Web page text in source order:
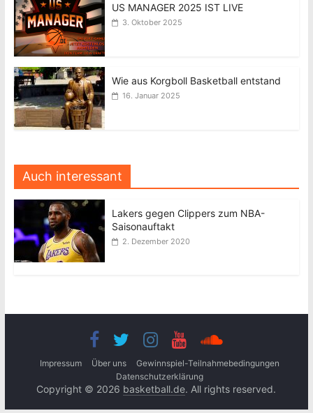
US MANAGER 2025 IST LIVE
3. Oktober 2025
Wie aus Korgboll Basketball entstand
16. Januar 2025
Auch interessant
Lakers gegen Clippers zum NBA-
Saisonauftakt
2. Dezember 2020
Impressum Über uns
Gewinnspiel-Teilnahmebedingungen
Datenschutzerklärung
Copyright © 2026 basketball.de. All rights reserved.